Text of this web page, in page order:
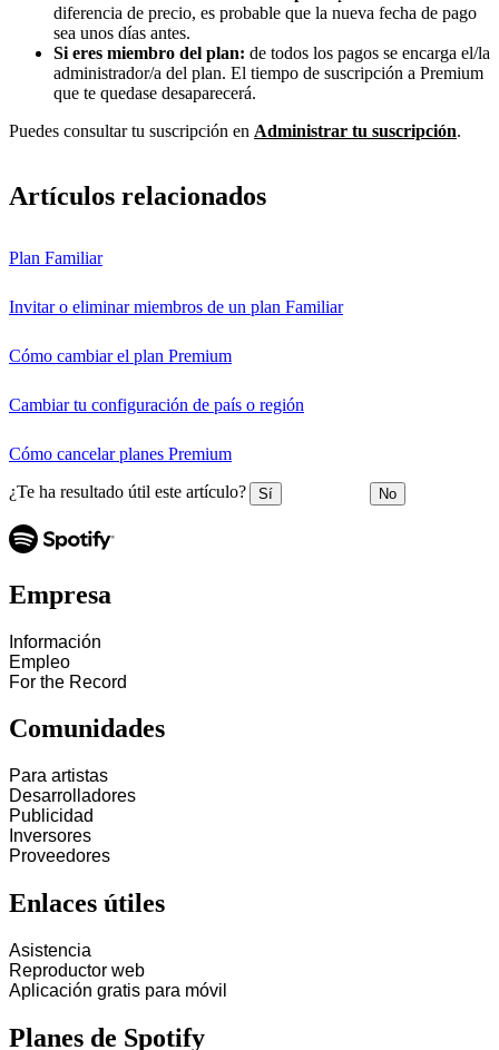
diferencia de precio, es probable que la nueva fecha de pago
sea unos días antes.
Si eres miembro del plan: de todos los pagos se encarga el/la
administrador/a del plan. El tiempo de suscripción a Premium
que te quedase desaparecerá.
Puedes consultar tu suscripción en Administrar tu suscripción.
Artículos relacionados
Plan Familiar
Invitar o eliminar miembros de un plan Familiar
Cómo cambiar el plan Premium
Cambiar tu configuración de país o región
Cómo cancelar planes Premium
¿Te ha resultado útil este artículo? Sí No
Empresa
Información
Empleo
For the Record
Comunidades
Para artistas
Desarrolladores
Publicidad
Inversores
Proveedores
Enlaces útiles
Asistencia
Reproductor web
Aplicación gratis para móvil
Planes de Spotify